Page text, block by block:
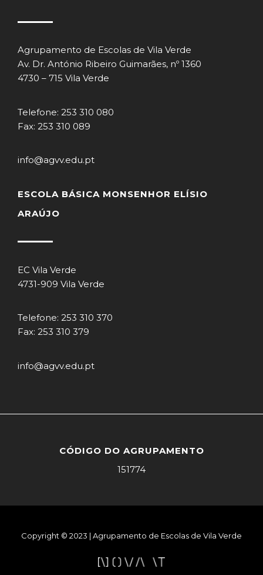
Agrupamento de Escolas de Vila Verde
Av. Dr. António Ribeiro Guimarães, nº 1360
4730 – 715 Vila Verde
Telefone: 253 310 080
Fax: 253 310 089
info@agvv.edu.pt
ESCOLA BÁSICA MONSENHOR ELÍSIO
ARAÚJO
EC Vila Verde
4731-909 Vila Verde
Telefone: 253 310 370
Fax: 253 310 379
info@agvv.edu.pt
CÓDIGO DO AGRUPAMENTO
151774
Copyright © 2023 | Agrupamento de Escolas de Vila Verde